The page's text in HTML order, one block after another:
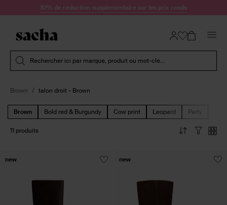
Passer au contenu10% de réduction supplémentaire sur les prix ronds
Rechercher ici par marque, produit ou mot-clé...
Brown talon droit - Brown
Brown Bold red & Burgundy Cow print Leopard Party
11 produits
new new